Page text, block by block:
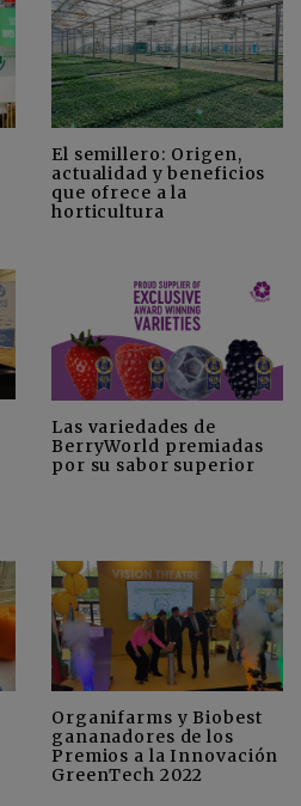
El semillero: Origen,
actualidad y beneficios
que ofrece a la
horticultura
Las variedades de
BerryWorld premiadas
por su sabor superior
Organifarms y Biobest
gananadores de los
Premios a la Innovación
GreenTech 2022